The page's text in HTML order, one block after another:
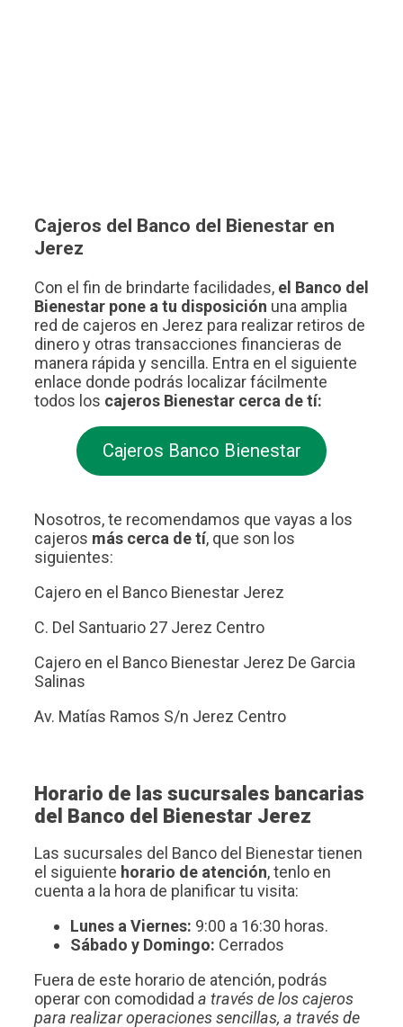
Cajeros del Banco del Bienestar en
Jerez
Con el fin de brindarte facilidades, el Banco del
Bienestar pone a tu disposición una amplia
red de cajeros en Jerez para realizar retiros de
dinero y otras transacciones financieras de
manera rápida y sencilla. Entra en el siguiente
enlace donde podrás localizar fácilmente
todos los cajeros Bienestar cerca de tí:
Cajeros Banco Bienestar
Nosotros, te recomendamos que vayas a los
cajeros más cerca de tí, que son los
siguientes:
Cajero en el Banco Bienestar Jerez
C. Del Santuario 27 Jerez Centro
Cajero en el Banco Bienestar Jerez De Garcia
Salinas
Av. Matías Ramos S/n Jerez Centro
Horario de las sucursales bancarias
del Banco del Bienestar Jerez
Las sucursales del Banco del Bienestar tienen
el siguiente horario de atención, tenlo en
cuenta a la hora de planificar tu visita:
Lunes a Viernes: 9:00 a 16:30 horas.
Sábado y Domingo: Cerrados
Fuera de este horario de atención, podrás
operar con comodidad a través de los cajeros
para realizar operaciones sencillas, a través de